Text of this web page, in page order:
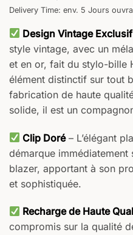
Delivery Time: env. 5 Jours
Design Vintage Exclusif
style vintage, avec un
et en or, fait du stylo-bille
élément distinctif sur tout
fabrication de haute
solide, il est un
Clip Doré– L’élégant
démarque immédiatement
blazer, apportant à son
et sophistiquée.
Recharge de Haute
compromis sur la qualité